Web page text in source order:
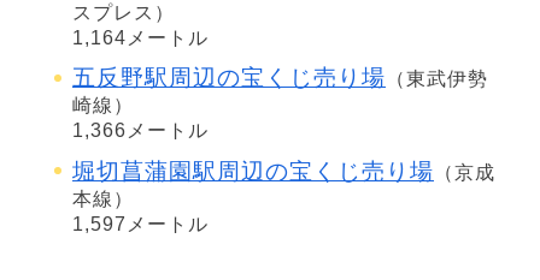
スプレス）
1,164メートル
五反野駅周辺の宝くじ売り場 （東武伊勢
崎線）
1,366メートル
堀切菖蒲園駅周辺の宝くじ売り場 （京成
本線）
1,597メートル